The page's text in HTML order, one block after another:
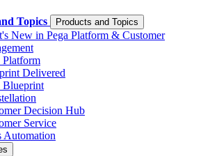
Topics Products and Topics
New in Pega Platform & Customer
Platform
Delivered
Blueprint
Decision Hub
Service
Automation